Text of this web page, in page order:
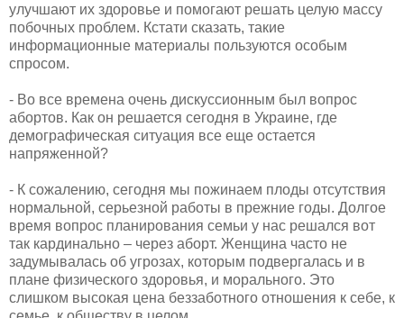
улучшают их здоровье и помогают решать целую массу
побочных проблем. Кстати сказать, такие
информационные материалы пользуются особым
спросом.
​- Во все времена очень дискуссионным был вопрос
абортов. Как он решается сегодня в Украине, где
демографическая ситуация все еще остается
напряженной?
​- К сожалению, сегодня мы пожинаем плоды отсутствия
нормальной, серьезной работы в прежние годы. Долгое
время вопрос планирования семьи у нас решался вот
так кардинально – через аборт. Женщина часто не
задумывалась об угрозах, которым подвергалась и в
плане физического здоровья, и морального. Это
слишком высокая цена беззаботного отношения к себе, к